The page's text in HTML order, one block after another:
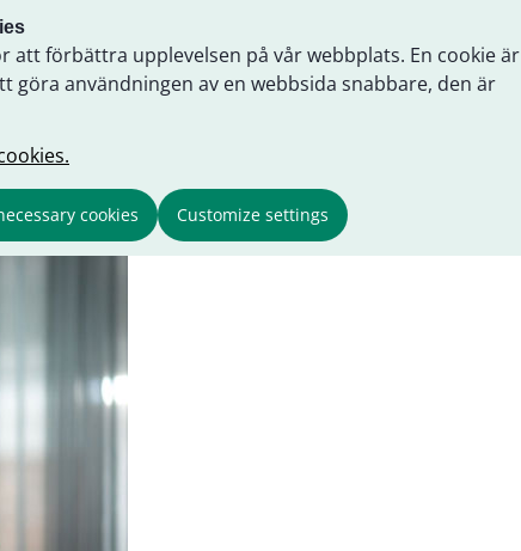
att förbättra upplevelsen på vår webbplats. En cookie är
göra användningen av en webbsida snabbare, den är
cookies Customize settings